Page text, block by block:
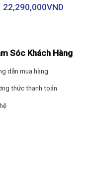
0.1 ms
LG ThinQ
chuẩn DCI-P3. Điều
hình ảnh chân thực và
bộ phim yêu thích.
22,290,000VND
Sóc Khách Hàng
dẫn mua hàng
thức thanh toán